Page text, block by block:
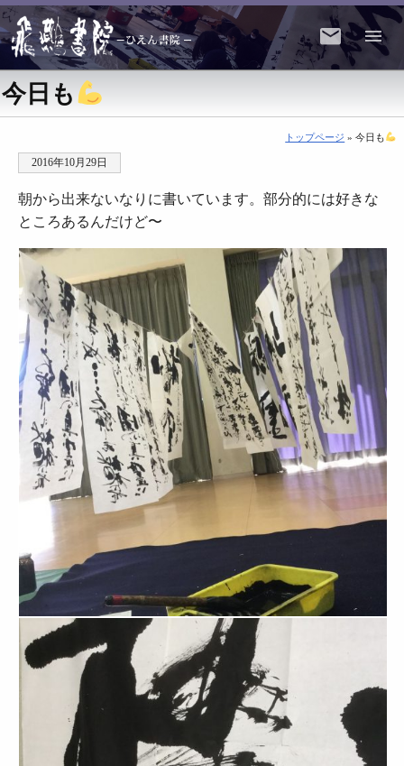
今日も
トップページ » 今日も
2016年10月29日
朝から出来ないなりに書いています。部分的には好きな
ところあるんだけど〜